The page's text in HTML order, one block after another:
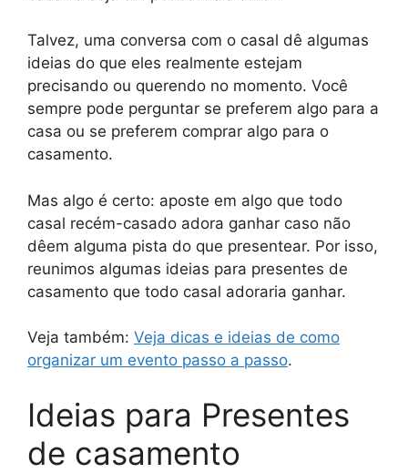
Talvez, uma conversa com o casal dê algumas
ideias do que eles realmente estejam
precisando ou querendo no momento. Você
sempre pode perguntar se preferem algo para a
casa ou se preferem comprar algo para o
casamento.
Mas algo é certo: aposte em algo que todo
casal recém-casado adora ganhar caso não
dêem alguma pista do que presentear. Por isso,
reunimos algumas ideias para presentes de
casamento que todo casal adoraria ganhar.
Veja também: Veja dicas e ideias de como
organizar um evento passo a passo.
Ideias para Presentes
de casamento